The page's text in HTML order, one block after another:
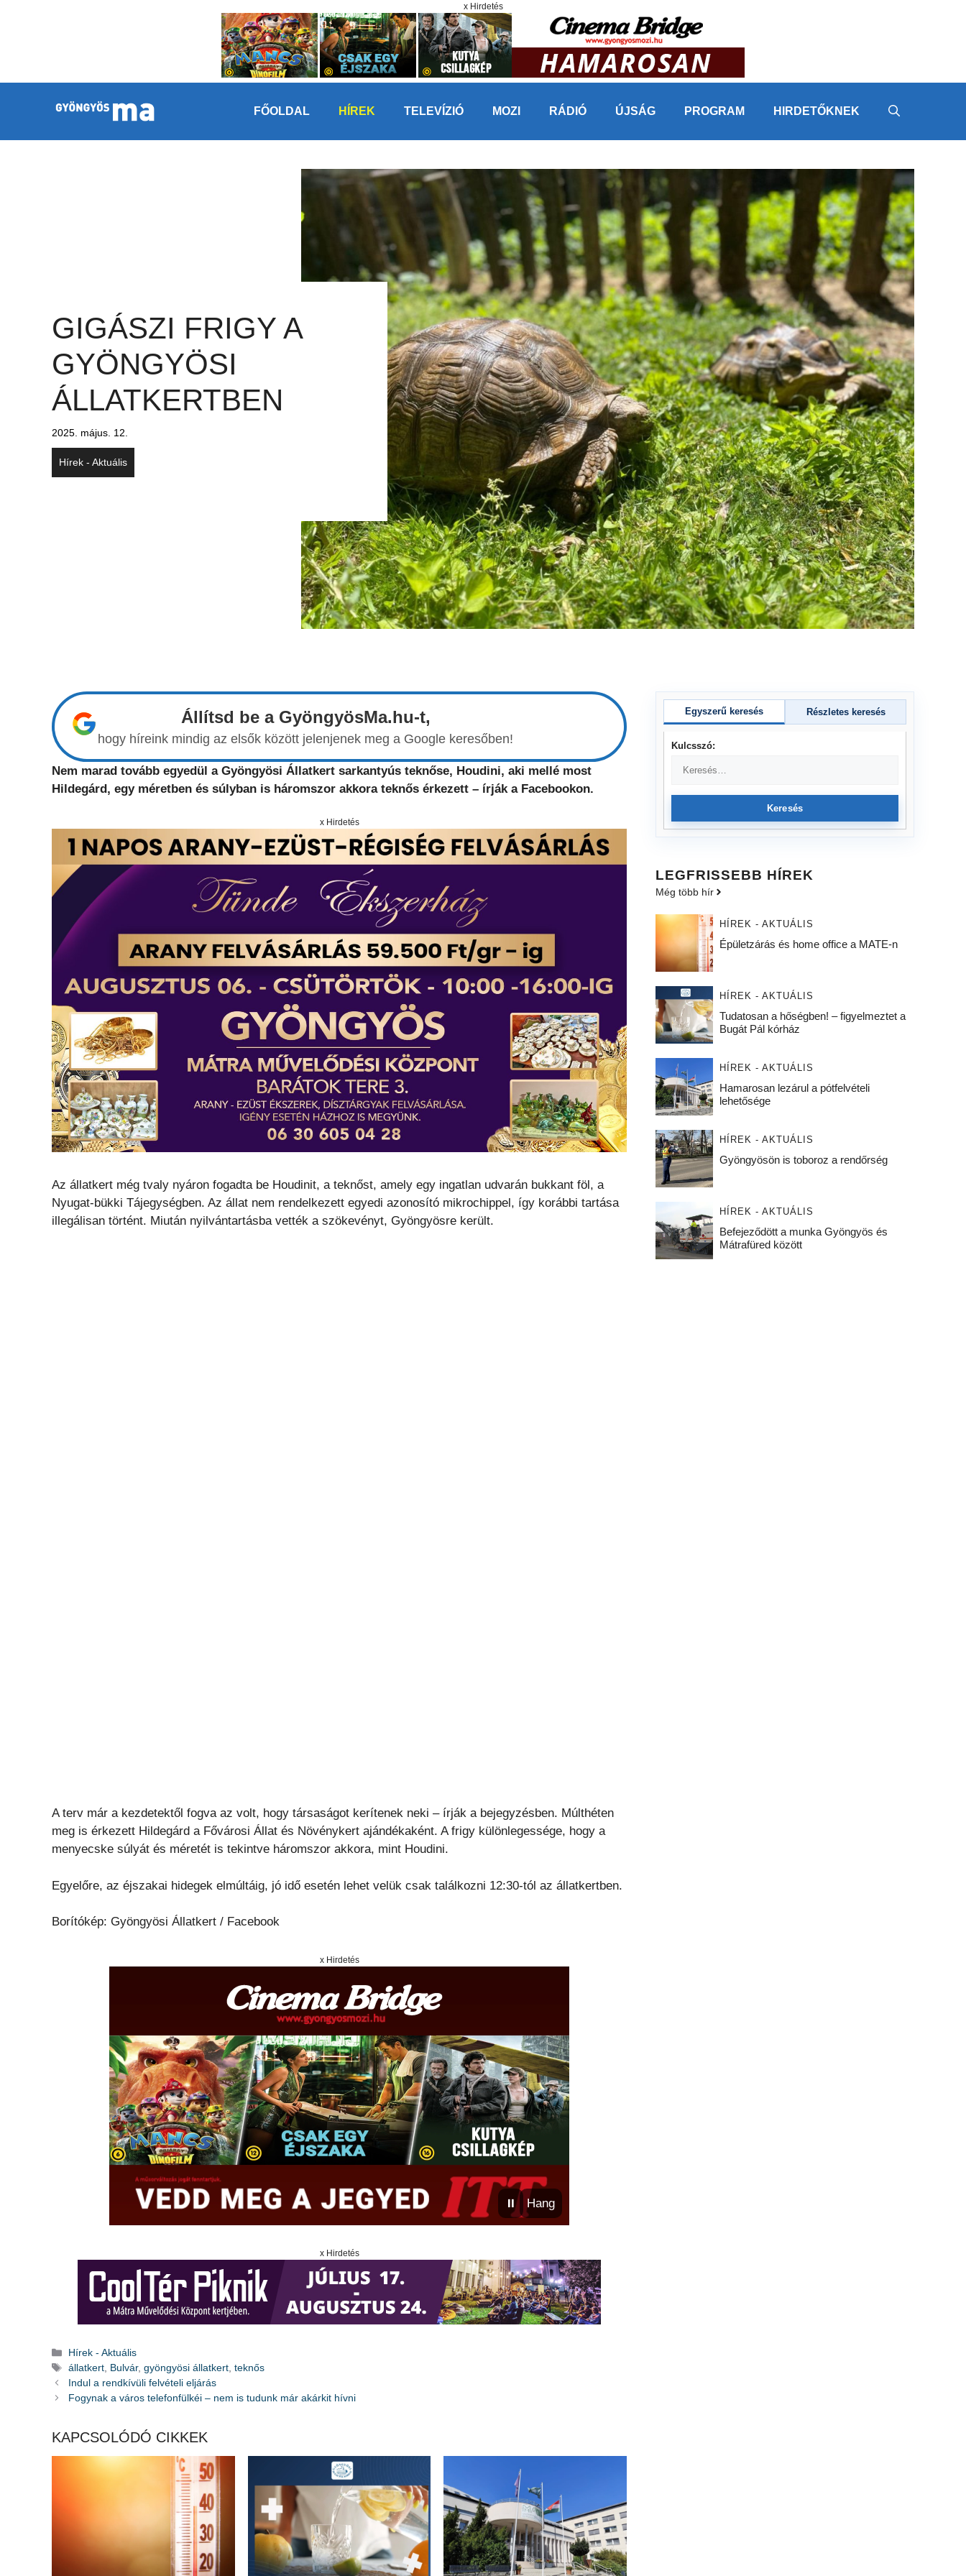
x Hirdetés
FŐOLDAL HÍREK TELEVÍZIÓ MOZI RÁDIÓ ÚJSÁG PROGRAM HIRDETŐKNEK
GIGÁSZI FRIGY A
GYÖNGYÖSI
ÁLLATKERTBEN
2025. május. 12.
Hírek - Aktuális
Állítsd be a GyöngyösMa.hu-t,
hogy híreink mindig az elsők között jelenjenek meg a Google keresőben!
Nem marad tovább egyedül a Gyöngyösi Állatkert sarkantyús teknőse, Houdini, aki mellé most
Hildegárd, egy méretben és súlyban is háromszor akkora teknős érkezett – írják a Facebookon.
x Hirdetés
Az állatkert még tvaly nyáron fogadta be Houdinit, a teknőst, amely egy ingatlan udvarán bukkant föl, a
Nyugat-bükki Tájegységben. Az állat nem rendelkezett egyedi azonosító mikrochippel, így korábbi tartása
illegálisan történt. Miután nyilvántartásba vették a szökevényt, Gyöngyösre került.
A terv már a kezdetektől fogva az volt, hogy társaságot kerítenek neki – írják a bejegyzésben. Múlthéten
meg is érkezett Hildegárd a Fővárosi Állat és Növénykert ajándékaként. A frigy különlegessége, hogy a
menyecske súlyát és méretét is tekintve háromszor akkora, mint Houdini.
Egyelőre, az éjszakai hidegek elmúltáig, jó idő esetén lehet velük csak találkozni 12:30-tól az állatkertben.
Borítókép: Gyöngyösi Állatkert / Facebook
x Hirdetés
⏸ Hang
x Hirdetés
Kategória
Hírek - Aktuális
Címkék
állatkert, Bulvár,gyöngyösi állatkert,teknős
Indul a rendkívüli felvételi eljárás
Fogynak a város telefonfülkéi – nem is tudunk már akárkit hívni
KAPCSOLÓDÓ CIKKEK
Egyszerű keresés Részletes keresés
Kulcsszó:
Keresés
LEGFRISSEBB HÍREK
Még több hír
HÍREK - AKTUÁLIS
Épületzárás és home office a MATE-n
HÍREK - AKTUÁLIS
Tudatosan a hőségben! – figyelmeztet a
Bugát Pál kórház
HÍREK - AKTUÁLIS
Hamarosan lezárul a pótfelvételi
lehetősége
HÍREK - AKTUÁLIS
Gyöngyösön is toboroz a rendőrség
HÍREK - AKTUÁLIS
Befejeződött a munka Gyöngyös és
Mátrafüred között